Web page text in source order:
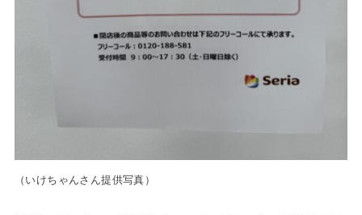
（いけちゃんさん提供写真）